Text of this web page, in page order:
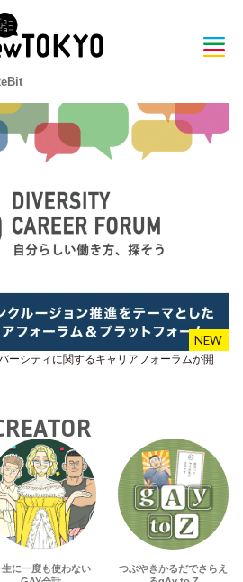
ーシティに関するキャリアフォーラムが開
生に一度も使わない
つぶやきかるだでさらえ